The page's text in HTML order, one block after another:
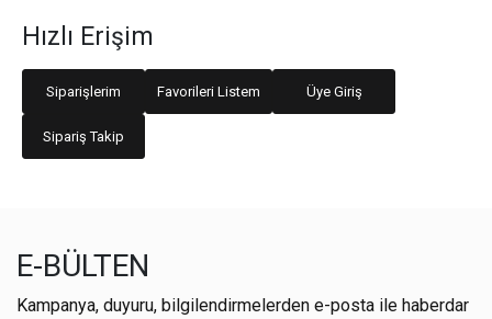
Hızlı Erişim
Siparişlerim Favorileri Listem Üye Giriş
Sipariş Takip
E-BÜLTEN
Kampanya, duyuru, bilgilendirmelerden e-posta ile haberdar